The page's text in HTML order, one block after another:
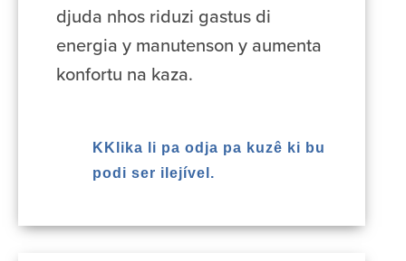
djuda nhos riduzi gastus di
energia y manutenson y aumenta
konfortu na kaza.
KKlika li pa odja pa kuzê ki bu
podi ser ilejível.